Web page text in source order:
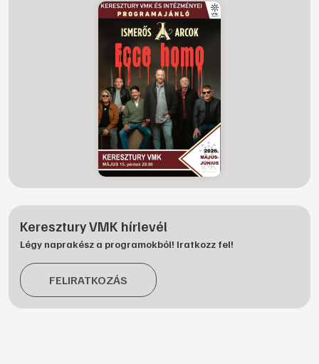
Keresztury VMK hírlevél
Légy naprakész a programokból! Iratkozz fel!
FELIRATKOZÁS